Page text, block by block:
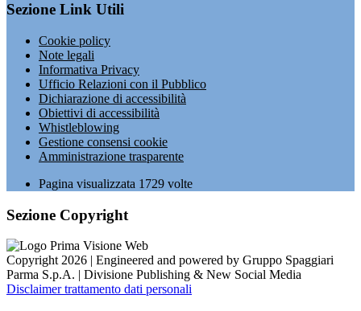
Sezione Link Utili
Cookie policy
Note legali
Informativa Privacy
Ufficio Relazioni con il Pubblico
Dichiarazione di accessibilità
Obiettivi di accessibilità
Whistleblowing
Gestione consensi cookie
Amministrazione trasparente
Pagina visualizzata 1729 volte
Sezione Copyright
Copyright 2026 | Engineered and powered by Gruppo Spaggiari
Parma S.p.A. | Divisione Publishing & New Social Media
Disclaimer trattamento dati personali